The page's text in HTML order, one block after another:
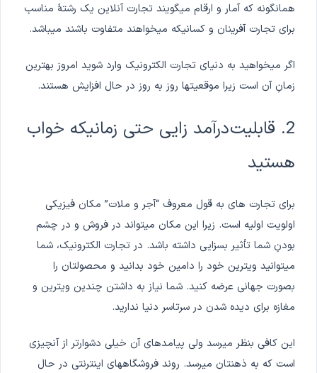
همانگونه که آمار و ارقام میگویند تجارت آنلاین یک رشتۀ مناسب
برای تجارت آفرینان و کسانیکه میخواهند متفاوت باشند میباشد.
اگر میخواهید به دنیای تجارت الکترونیک وارد شوید امروز بهترین
زمانِ آن است زیرا موقعیتها روز به روز در حال افزایش هستند.
2. قابلیت درآمد زایی حتی زمانیکه خواب
هستید
برای تجارت های به قول معروف “آجر و ملات” مکان فیزیکی
اولویت اولیه است. زیرا این مکان میتواند در فروش و در چشم
بودنِ شما تأثیر بسزایی داشته باشد. در تجارت الکترونیک، شما
میتوانید ویترین خود را دامین خود بدانید و محصولتان را
بصورت جهانی عرضه کنید. شما نیاز به داشتن چندین ویترین و
مغازه برای دیده شدن در سرتاسر دنیا ندارید.
این کافی بنظر میرسد ولی پیامدهای آن خیلی دشوارتر از آنچیزی
است که به ذهنتان میرسد. روند فروشگاههای اینترنتی در حال